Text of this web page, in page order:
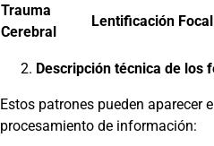
Trauma
Cerebral
Lentificación Focal
Descripción técnica de los
Estos patrones pueden aparecer
procesamiento de información: